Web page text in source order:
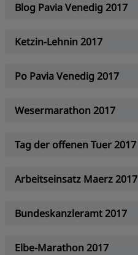
Blog Pavia Venedig 2017
Ketzin-Lehnin 2017
Po Pavia Venedig 2017
Wesermarathon 2017
Tag der offenen Tuer 2017
Arbeitseinsatz Maerz 2017
Bundeskanzleramt 2017
Elbe-Marathon 2017